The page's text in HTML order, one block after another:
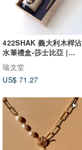
422SHAK 義大利木桿沾
水筆禮盒-莎士比亞 |
Francesco Rubinato
瑞文堂
US$ 71.27